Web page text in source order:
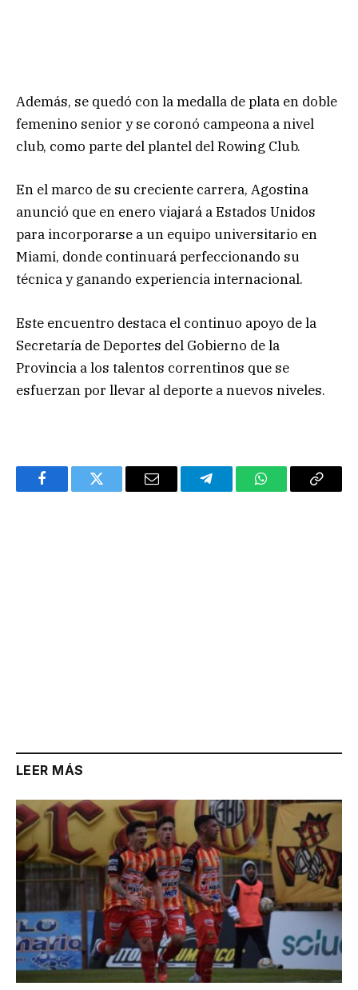
Además, se quedó con la medalla de plata en doble
femenino senior y se coronó campeona a nivel
club, como parte del plantel del Rowing Club.
En el marco de su creciente carrera, Agostina
anunció que en enero viajará a Estados Unidos
para incorporarse a un equipo universitario en
Miami, donde continuará perfeccionando su
técnica y ganando experiencia internacional.
Este encuentro destaca el continuo apoyo de la
Secretaría de Deportes del Gobierno de la
Provincia a los talentos correntinos que se
esfuerzan por llevar al deporte a nuevos niveles.
FacebookTwitter Email TelegramWhatsAppCopy
LEER MÁS